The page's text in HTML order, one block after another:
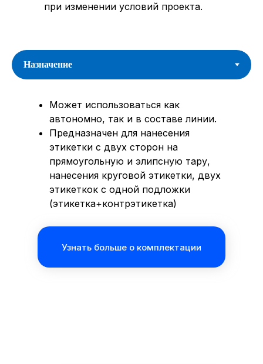
при изменении условий проекта.
Может использоваться как
автономно, так и в составе линии.
Предназначен для нанесения
этикетки с двух сторон на
прямоугольную и элипсную тару,
нанесения круговой этикетки, двух
этикеткок с одной подложки
(этикетка+контрэтикетка)
Узнать больше о комплектации